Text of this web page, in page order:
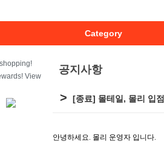
Category
공지사항
> [종료] 몰테일, 몰리 입
안녕하세요. 몰리 운영자 입니다.